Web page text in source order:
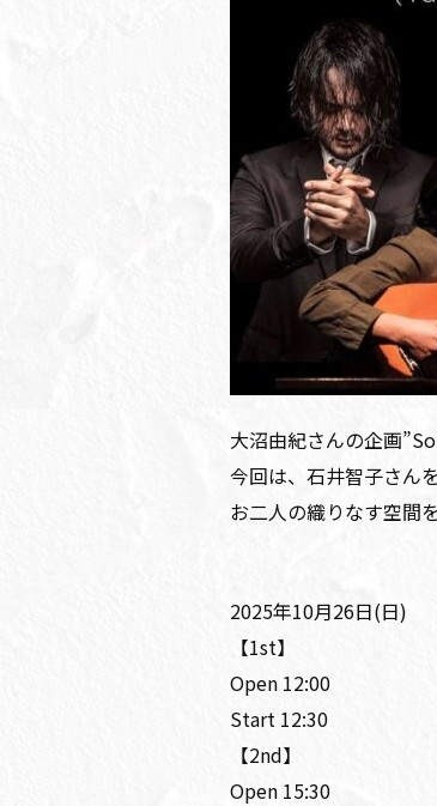
大沼由紀さんの企画
今回は、石井智子さん
お二人の織りなす空間
2025年10月26日(日)
【1st】
Open 12:00
Start 12:30
【2nd】
Open 15:30